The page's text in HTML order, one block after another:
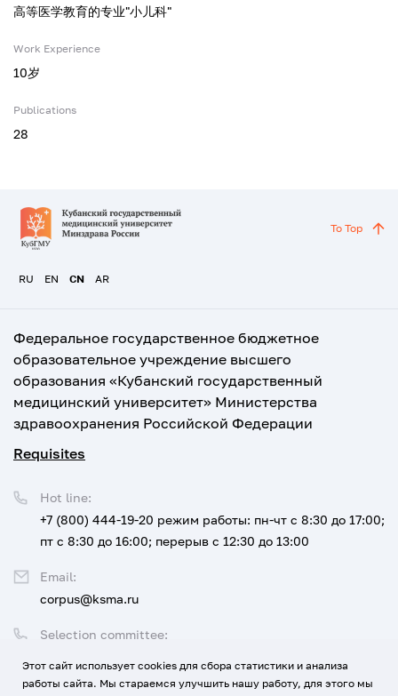
高等医学教育的专业"小儿科"
Work Experience
10岁
Publications
28
RU EN CN AR
To Top
Федеральное государственное бюджетное
образовательное учреждение высшего
образования «Кубанский государственный
медицинский университет» Министерства
здравоохранения Российской Федерации
Requisites
Legal address:
Selection committee:
Hot line:
+7 (800) 444-19-20 режим работы: пн-чт с 8:30 до 17:00;
пт с 8:30 до 16:00; перерыв с 12:30 до 13:00
Email:
corpus@ksma.ru
Этот сайт использует cookies для сбора статистики и анализа
работы сайта. Мы стараемся улучшить нашу работу, для этого мы